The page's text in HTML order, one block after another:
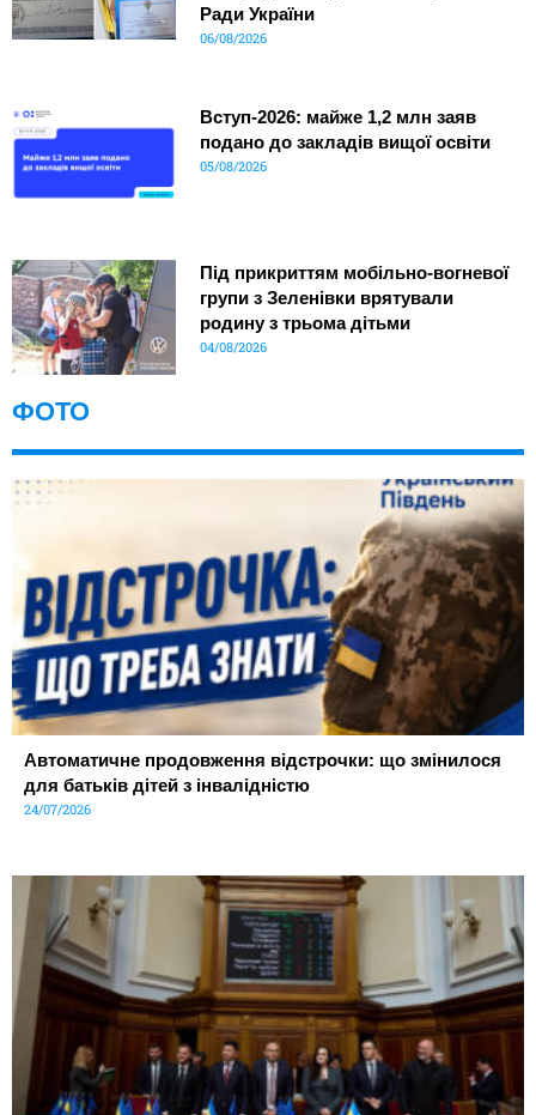
Ради України
06/08/2026
Вступ-2026: майже 1,2 млн заяв
подано до закладів вищої освіти
05/08/2026
Під прикриттям мобільно-вогневої
групи з Зеленівки врятували
родину з трьома дітьми
04/08/2026
ФОТО
Автоматичне продовження відстрочки: що змінилося
для батьків дітей з інвалідністю
24/07/2026